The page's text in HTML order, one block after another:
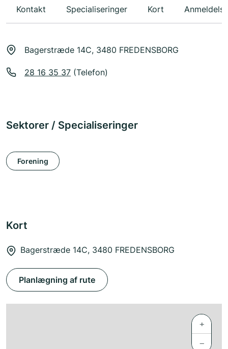
Kontakt Specialiseringer Kort
Bagerstræde 14C, 3480 FREDENSBORG
28 16 35 37 (Telefon)
Sektorer / Specialiseringer
Forening
Kort
Bagerstræde 14C, 3480 FREDENSBORG
Planlægning af rute
+
−